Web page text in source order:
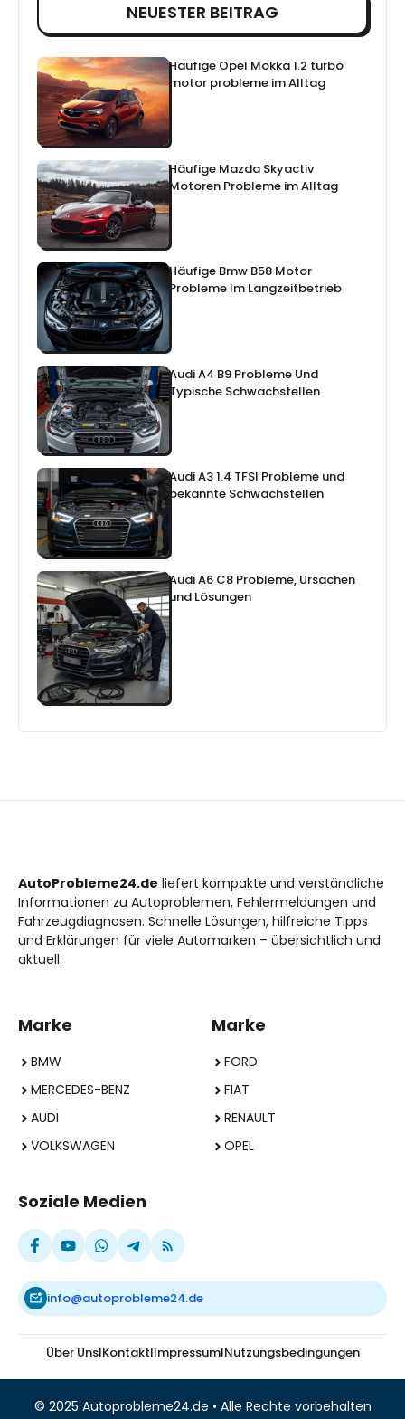
NEUESTER BEITRAG
Häufige Opel Mokka 1.2 turbo
motor probleme im Alltag
Häufige Mazda Skyactiv
Motoren Probleme im Alltag
Häufige Bmw B58 Motor
Probleme Im Langzeitbetrieb
Audi A4 B9 Probleme Und
Typische Schwachstellen
Audi A3 1.4 TFSI Probleme und
bekannte Schwachstellen
Audi A6 C8 Probleme, Ursachen
und Lösungen
AutoProbleme24.de liefert kompakte und verständliche
Informationen zu Autoproblemen, Fehlermeldungen und
Fahrzeugdiagnosen. Schnelle Lösungen, hilfreiche Tipps
und Erklärungen für viele Automarken – übersichtlich und
aktuell.
Marke
BMW
MERCEDES-BENZ
AUDI
VOLKSWAGEN
Marke
FORD
FIAT
RENAULT
OPEL
Soziale Medien
info@autoprobleme24.de
Über Uns|Kontakt|Impressum|Nutzungsbedingungen
© 2025 Autoprobleme24.de • Alle Rechte vorbehalten